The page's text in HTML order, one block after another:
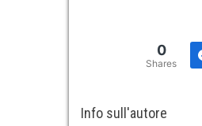
0
Shares
Info sull'autore